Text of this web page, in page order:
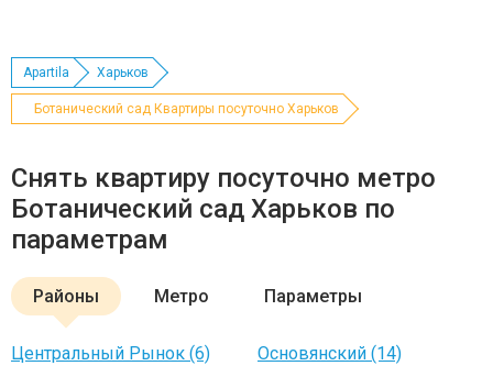
Apartila Харьков
Ботанический сад Квартиры посуточно Харьков
Снять квартиру посуточно метро
Ботанический сад Харьков по
параметрам
Районы Метро Параметры
Центральный Рынок (6)
Основянский (14)